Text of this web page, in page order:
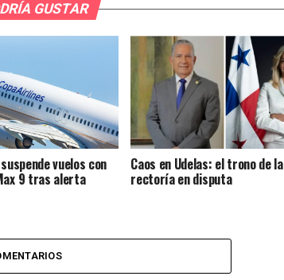
GUSTAR
vuelos con
9 tras alerta
Caos en Udelas: el trono de la
rectoría en disputa